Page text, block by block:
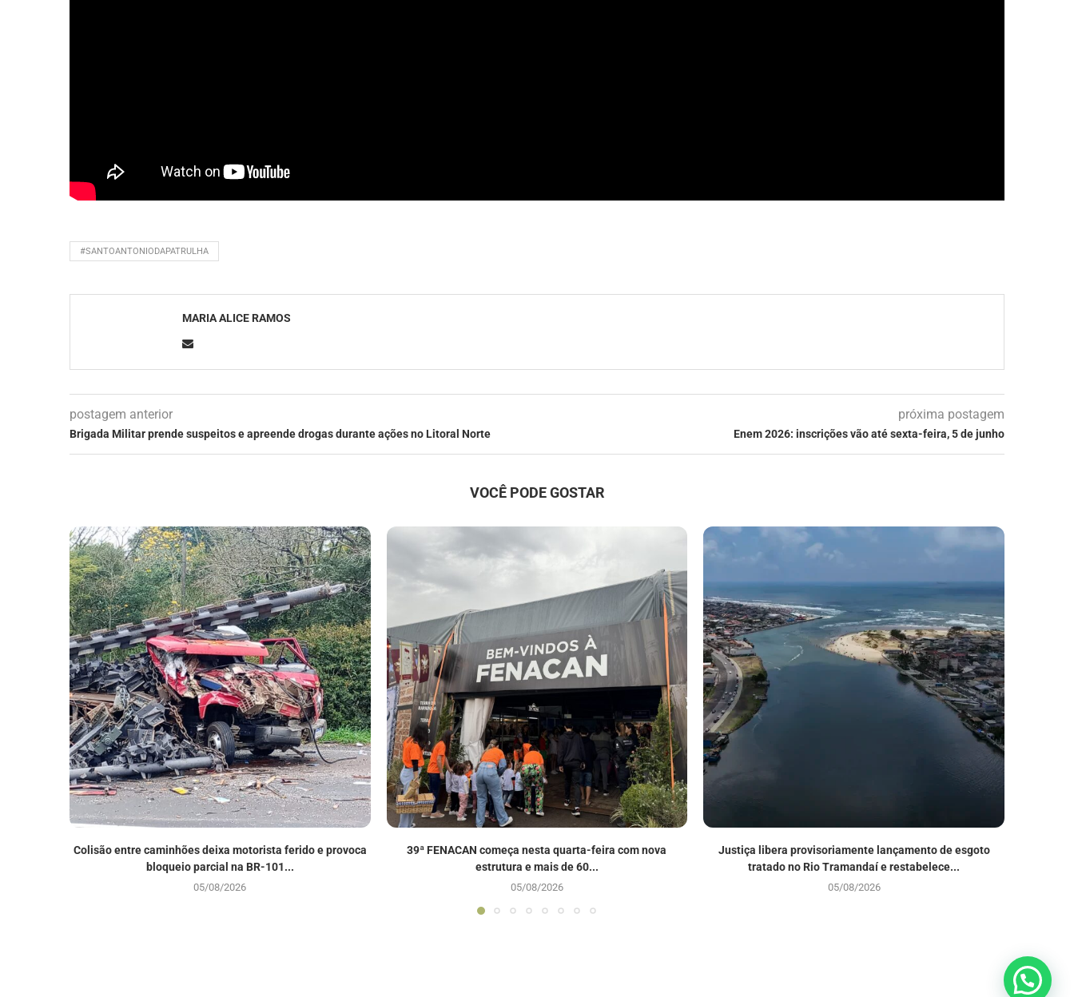
#SANTOANTONIODAPATRULHA
MARIA ALICE RAMOS
postagem anterior
Brigada Militar prende suspeitos e apreende drogas durante ações no Litoral Norte
próxima postagem
Enem 2026: inscrições vão até sexta-feira, 5 de junho
VOCÊ PODE GOSTAR
Colisão entre caminhões deixa motorista ferido e provoca
bloqueio parcial na BR-101...
05/08/2026
39ª FENACAN começa nesta quarta-feira com nova
estrutura e mais de 60...
05/08/2026
Justiça libera provisoriamente lançamento de esgoto
tratado no Rio Tramandaí e restabelece...
05/08/2026